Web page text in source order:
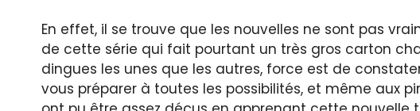
En effet, il se trouve que les nouvelles ne sont pas
de cette série qui fait pourtant un très gros carton
dingues les unes que les autres, force est de
vous préparer à toutes les possibilités, et même aux